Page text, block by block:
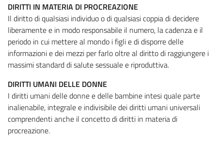
DIRITTI IN MATERIA DI PROCREAZIONE
Il diritto di qualsiasi individuo o di qualsiasi coppia di decidere
liberamente e in modo responsabile il numero, la cadenza e il
periodo in cui mettere al mondo i figli e di disporre delle
informazioni e dei mezzi per farlo oltre al diritto di raggiungere i
massimi standard di salute sessuale e riproduttiva.
DIRITTI UMANI DELLE DONNE
I diritti umani delle donne e delle bambine intesi quale parte
inalienabile, integrale e indivisibile dei diritti umani universali
comprendenti anche il concetto di diritti in materia di
procreazione.